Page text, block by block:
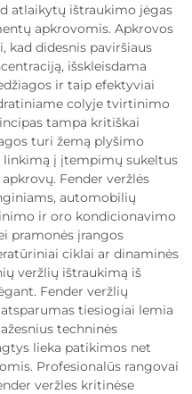
atlaikytų ištraukimo jėgas
apkrovomis. Apkrovos
kad didesnis paviršiaus
išskleisdama
ir taip efektyviai
colyje tvirtinimo
tampa kritiškai
turi žemą plyšimo
linkimą į įtempimų sukeltus
Fender veržlės
automobilių
ir oro kondicionavimo
pramonės įrangos
ciklai ar dinaminės
veržlių ištraukimą iš
Fender veržlių
tiesiogiai lemia
techninės
lieka patikimos net
Profesionalūs rangovai
veržles kritinėse